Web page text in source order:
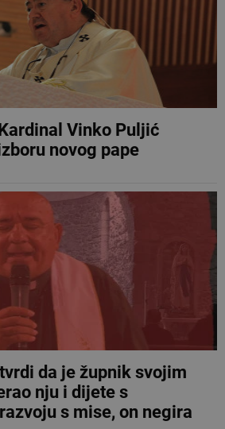
Vinko Puljić
novog pape
da je župnik svojim
nju i dijete s
s mise, on negira